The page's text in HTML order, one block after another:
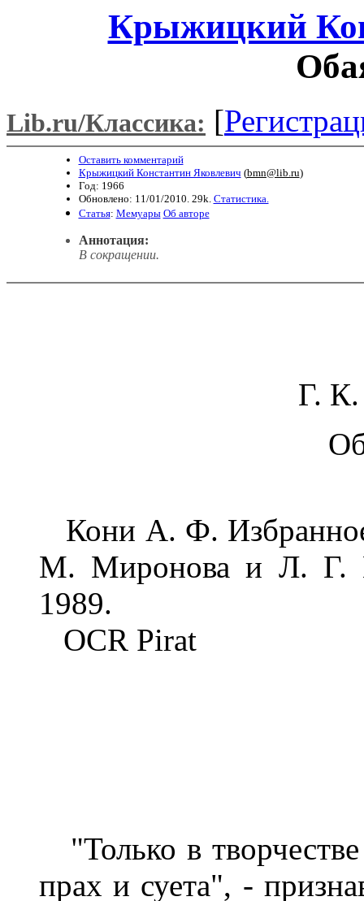
Крыжицкий
Lib.ru/Классика: [
Оставить комментарий
Крыжицкий Константин Яковлевич (bmn@lib.ru)
Год: 1966
Обновлено: 11/01/2010. 29k. Статистика.
Статья: Мемуары Об авторе
Аннотация:
В сокращении.
Г.
Кони А. Ф.
М. Миронова и Л. Г.
1989.
OCR Pirat
"Только в
прах и суета", -